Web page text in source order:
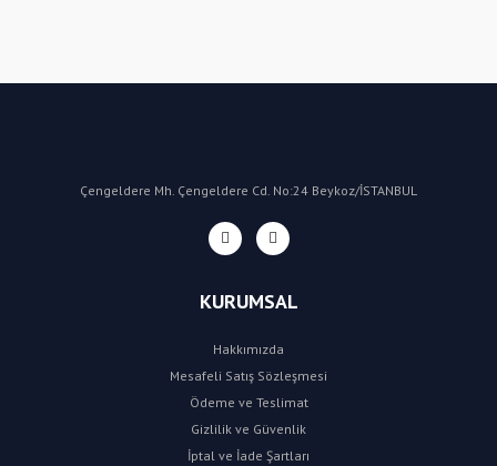
Çengeldere Mh. Çengeldere Cd. No:24 Beykoz/İSTANBUL
KURUMSAL
Hakkımızda
Mesafeli Satış Sözleşmesi
Ödeme ve Teslimat
Gizlilik ve Güvenlik
İptal ve İade Şartları